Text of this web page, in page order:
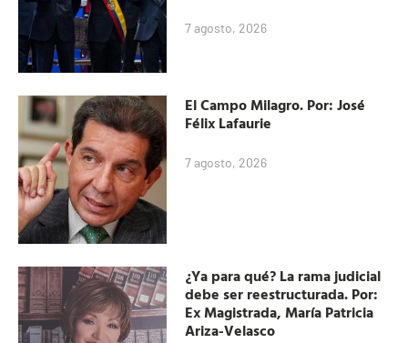
7 agosto, 2026
El Campo Milagro. Por: José
Félix Lafaurie
7 agosto, 2026
¿Ya para qué? La rama judicial
debe ser reestructurada. Por:
Ex Magistrada, María Patricia
Ariza-Velasco